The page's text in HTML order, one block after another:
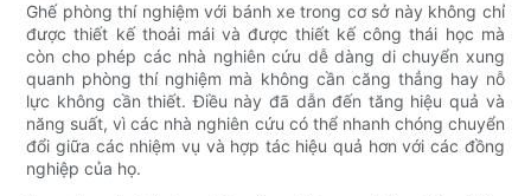
Ghế phòng thí nghiệm với bánh xe trong cơ sở này không chỉ
được thiết kế thoải mái và được thiết kế công thái học mà
còn cho phép các nhà nghiên cứu dễ dàng di chuyển xung
quanh phòng thí nghiệm mà không cần căng thẳng hay nỗ
lực không cần thiết. Điều này đã dẫn đến tăng hiệu quả và
năng suất, vì các nhà nghiên cứu có thể nhanh chóng chuyển
đổi giữa các nhiệm vụ và hợp tác hiệu quả hơn với các đồng
nghiệp của họ.